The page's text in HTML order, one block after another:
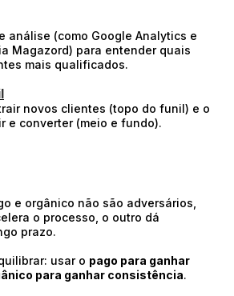
análise (como Google Analytics e
Magazord) para entender quais
mais qualificados.
novos clientes (topo do funil) e o
e converter (meio e fundo).
e orgânico não são adversários,
o processo, o outro dá
prazo.
usar o pago para ganhar
para ganhar consistência.